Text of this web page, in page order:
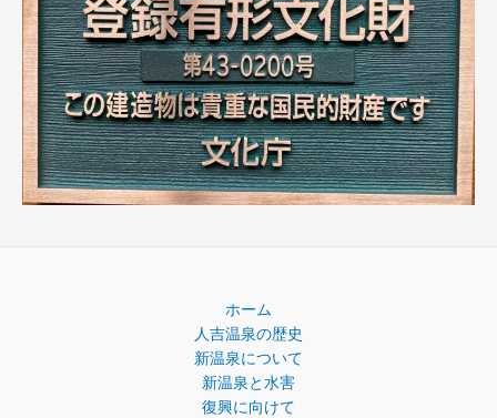
ホーム
人吉温泉の歴史
新温泉について
新温泉と水害
復興に向けて